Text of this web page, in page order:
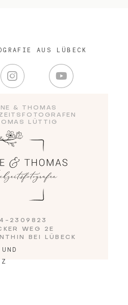
& THOMAS
LÜTTIG
2309823
WEG 2E
BEI LÜBECK
AUS LÜBECK
Kontakt
Blog